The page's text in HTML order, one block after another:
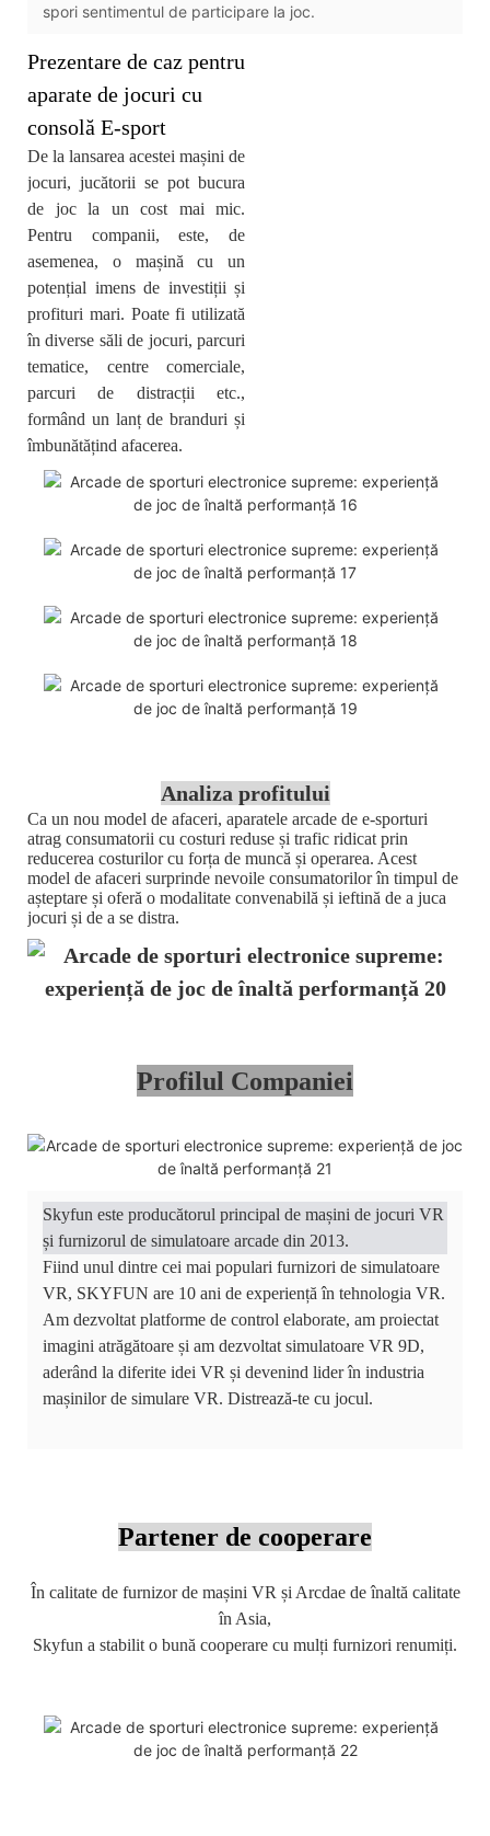
spori sentimentul de participare la joc.
Prezentare de caz pentru
aparate de jocuri cu
consolă E-sport
De la lansarea acestei mașini de
jocuri, jucătorii se pot bucura
de joc la un cost mai mic.
Pentru companii, este, de
asemenea, o mașină cu un
potențial imens de investiții și
profituri mari. Poate fi utilizată
în diverse săli de jocuri, parcuri
tematice, centre comerciale,
parcuri de distracții etc.,
formând un lanț de branduri și
îmbunătățind afacerea.
Analiza profitului
Ca un nou model de afaceri, aparatele arcade de e-sporturi
atrag consumatorii cu costuri reduse și trafic ridicat prin
reducerea costurilor cu forța de muncă și operarea. Acest
model de afaceri surprinde nevoile consumatorilor în timpul de
așteptare și oferă o modalitate convenabilă și ieftină de a juca
jocuri și de a se distra.
Profilul Companiei
Skyfun este producătorul principal de mașini de jocuri VR
și furnizorul de simulatoare arcade din 2013.
Fiind unul dintre cei mai populari furnizori de simulatoare
VR, SKYFUN are 10 ani de experiență în tehnologia VR.
Am dezvoltat platforme de control elaborate, am proiectat
imagini atrăgătoare și am dezvoltat simulatoare VR 9D,
aderând la diferite idei VR și devenind lider în industria
mașinilor de simulare VR. Distrează-te cu jocul.
Partener de cooperare
În calitate de furnizor de mașini VR și Arcdae de înaltă calitate
în Asia,
Skyfun a stabilit o bună cooperare cu mulți furnizori renumiți.